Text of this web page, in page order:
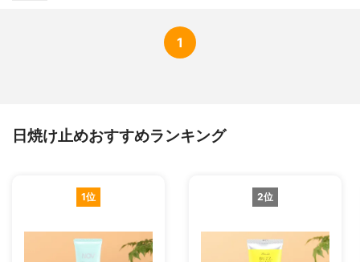
1
日焼け止めおすすめランキング
1位 2位